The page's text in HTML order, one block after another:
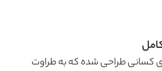
برای کسانی طراحی شده که به طراوت